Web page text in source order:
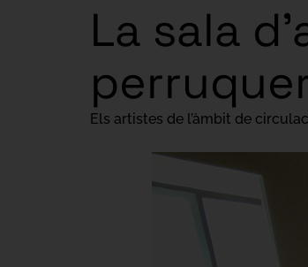
La sala
Els artistes de l’àmbit de